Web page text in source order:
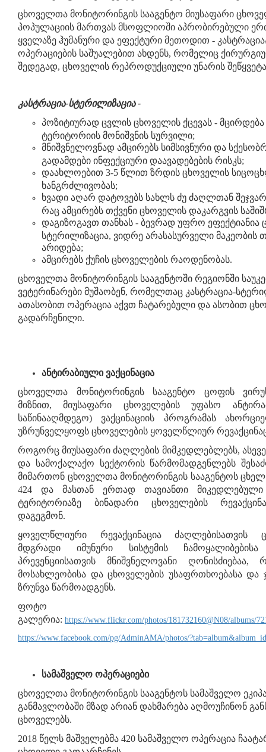
ცხოველთა მონიტორინგის სააგენტო მიუსაფარი
პოპულაციის მართვას მსოფლიოში აპრობირებული
ყველაზე ჰუმანური და ეფექტური მეთოდით -
ოპერაციების საშუალებით ახდენს, რომელიც
შედეგად, ცხოველის რეპროდუქციული უნარის
კასტრაცია-სტერილიზაცია -
პოზიტიურად ცვლის ცხოველის ქცევას - მცირდება
ტერიტორიის მონიშვნის სურვილი;
მნიშვნელოვნად ამცირებს სიმსივნური და
გადამდები ინფექციური დაავადებების რისკს;
დაახლოებით 3-5 წლით ზრდის ცხოველის
ხანგრძლივობას;
ხვადი აღარ დატოვებს სახლს ძუ ძაღლთან
რაც ამცირებს თქვენი ცხოველის დაკარგვის
დაგიზოგავთ თანხას - ბევრად უფრო ეფექტიანია
სტერილიზაცია, ვიდრე არასასურველი მაკეობის
არიდება;
ამცირებს ქუჩის ცხოველების რაოდენობას.
ცხოველთა მონიტორინგის სააგენტოში რეგიონში
ვეტერინარები მუშაობენ, რომელთაც კასტრაცია-
ათასობით ოპერაცია აქვთ ჩატარებული და ასობით
გადარჩენილი.
ანტირაბიული ვაქცინაცია
ცხოველთა მონიტორინგის სააგენტო ცოფის
მიზნით, მიუსაფარი ცხოველების უფასო
საწინააღმდეგო) ვაქცინაციის პროგრამას
უზრუნველყოფს ცხოველების ყოველწლიურ
როგორც მიუსაფარი ძაღლების მიმკედლებლებს,
და სამოქალაქო სექტორის წარმომადგენლებს
მიმართონ ცხოველთა მონიტორინგის სააგენტოს ცხელ
424 და მასთან ერთად თავიანთი მიკედლებული
ტერიტორიაზე ბინადარი ცხოველების
დაგეგმონ.
ყოველწლიური რევაქცინაცია ძაღლებისათვის
მდგრადი იმუნური სისტემის
პრევენციისათვის მნიშვნელოვანი ღონისძიებაა,
მოსახლეობისა და ცხოველების უსაფრთხოებასა და
ზრუნვა წარმოადგენს.
ფოტო
გალერია: https://www.flickr.com/photos/181732160@N08/albums/
https://www.facebook.com/pg/AdminAMA/photos/
სამაშველო ოპერაციები
ცხოველთა მონიტორინგის სააგენტოს სამაშველო
განმავლობაში მზად არიან დახმარება აღმოუჩინონ
ცხოველებს.
2018 წელს მაშველებმა 420 სამაშველო ოპერაცია